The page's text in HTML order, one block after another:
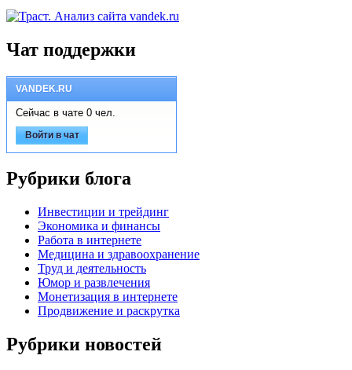
Чат поддержки
VANDEK.RU
Сейчас в чате 0 чел.
Войти в чат
Рубрики блога
Инвестиции и трейдинг
Экономика и финансы
Работа в интернете
Медицина и здравоохранение
Труд и деятельность
Юмор и развлечения
Монетизация в интернете
Продвижение и раскрутка
Рубрики новостей